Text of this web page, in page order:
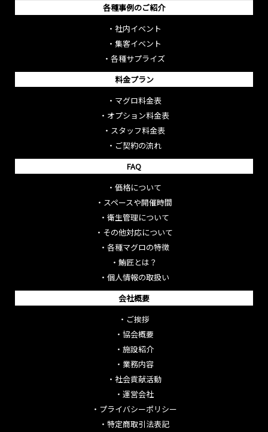
各種事例のご紹介
・ 社内イベント
・ 集客イベント
・ 各種サプライズ
料金プラン
・ マグロ料金表
・ オプション料金表
・ スタッフ料金表
・ ご契約の流れ
FAQ
・ 価格について
・ スペースや開催時間
・ 衛生管理について
・ その他対応について
・ 各種マグロの特徴
・ 鮪匠とは？
・ 個人情報の取扱い
会社概要
・ ご挨拶
・ 協会概要
・ 施設紹介
・ 業務内容
・ 社会貢献活動
・ 運営会社
・ プライバシーポリシー
・ 特定商取引法表記